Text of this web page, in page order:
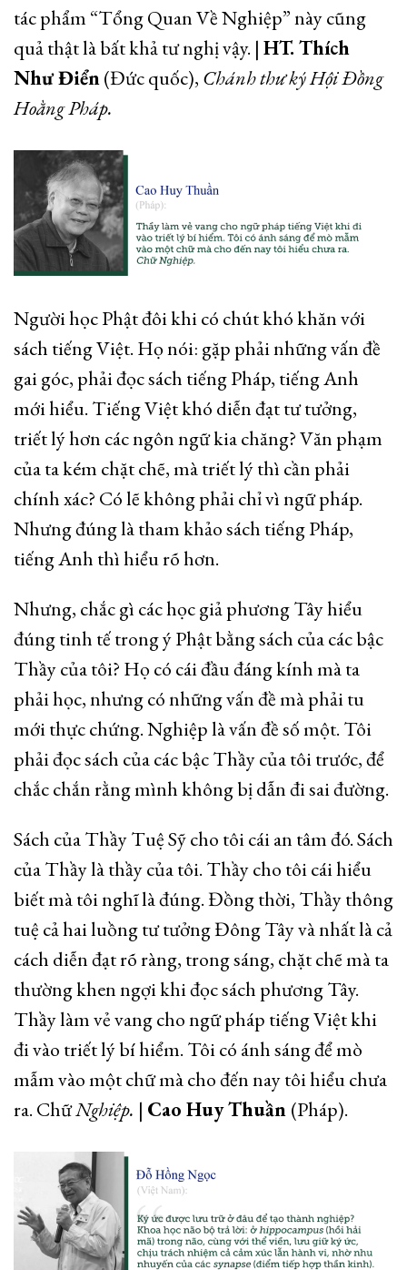
tác phẩm “Tổng Quan Về Nghiệp” này cũng
quả thật là bất khả tư nghị vậy. | HT. Thích
Như Điển(Đức quốc), Chánh thư ký Hội Đồng
Hoằng Pháp.
Người học Phật đôi khi có chút khó khăn với
sách tiếng Việt. Họ nói: gặp phải những vấn đề
gai góc, phải đọc sách tiếng Pháp, tiếng Anh
mới hiểu. Tiếng Việt khó diễn đạt tư tưởng,
triết lý hơn các ngôn ngữ kia chăng? Văn phạm
của ta kém chặt chẽ, mà triết lý thì cần phải
chính xác? Có lẽ không phải chỉ vì ngữ pháp.
Nhưng đúng là tham khảo sách tiếng Pháp,
tiếng Anh thì hiểu rõ hơn.
Nhưng, chắc gì các học giả phương Tây hiểu
đúng tinh tế trong ý Phật bằng sách của các bậc
Thầy của tôi? Họ có cái đầu đáng kính mà ta
phải học, nhưng có những vấn đề mà phải tu
mới thực chứng. Nghiệp là vấn đề số một. Tôi
phải đọc sách của các bậc Thầy của tôi trước, để
chắc chắn rằng mình không bị dẫn đi sai đường.
Sách của Thầy Tuệ Sỹ cho tôi cái an tâm đó. Sách
của Thầy là thầy của tôi. Thầy cho tôi cái hiểu
biết mà tôi nghĩ là đúng. Đồng thời, Thầy thông
tuệ cả hai luồng tư tưởng Đông Tây và nhất là cả
cách diễn đạt rõ ràng, trong sáng, chặt chẽ mà ta
thường khen ngợi khi đọc sách phương Tây.
Thầy làm vẻ vang cho ngữ pháp tiếng Việt khi
đi vào triết lý bí hiểm. Tôi có ánh sáng để mò
mẫm vào một chữ mà cho đến nay tôi hiểu chưa
ra. ChữNghiệp. | Cao Huy Thuần (Pháp).